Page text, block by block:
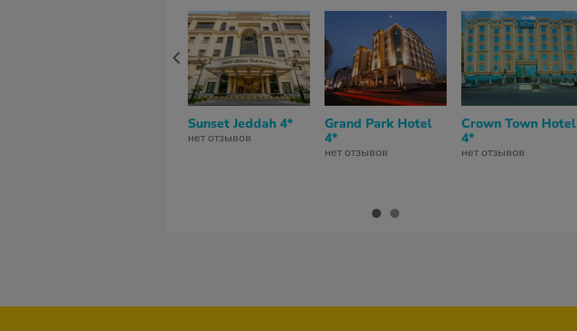
Sunset Jeddah 4*
нет отзывов
Grand Park Hotel
4*
нет отзывов
Crown Town Hotel
4*
нет отзывов